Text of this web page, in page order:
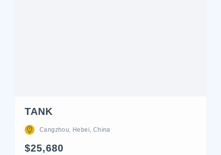
TANK
Cangzhou, Hebei, China
$25,680